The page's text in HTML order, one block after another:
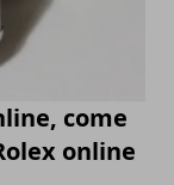
come
online